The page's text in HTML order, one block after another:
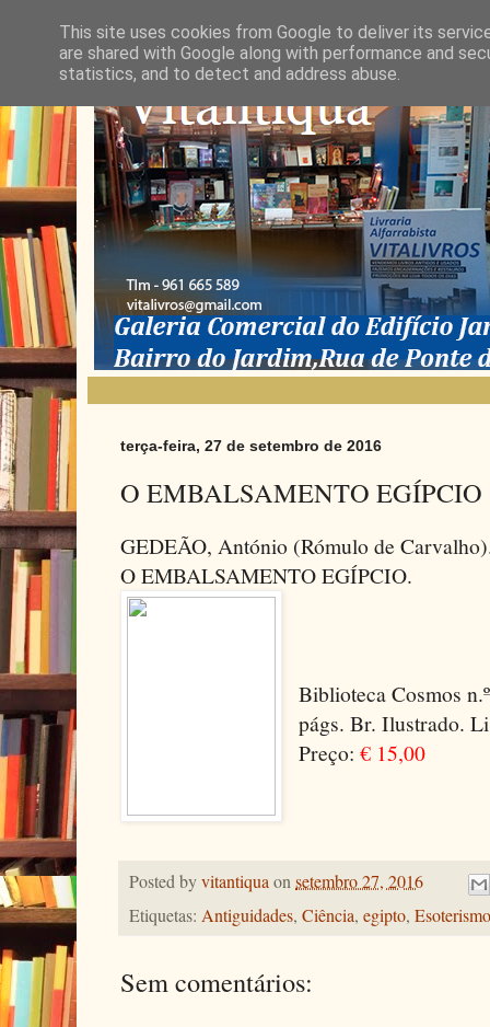
terça-feira, 27 de setembro de 2016
O EMBALSAMENTO EGÍPCIO
GEDEÃO, António (Rómulo de
O EMBALSAMENTO EGÍPCIO.
Biblioteca Cosmos
págs. Br. Ilustrado.
Preço: € 15,00
Posted byvitantiquaonsetembro 27, 2016
Etiquetas: Antiguidades, Ciência, egipto, Esoterismo
Sem comentários:
This site uses cookies from Google to deliver its
are shared with Google along with performance and
statistics, and to detect and address abuse.